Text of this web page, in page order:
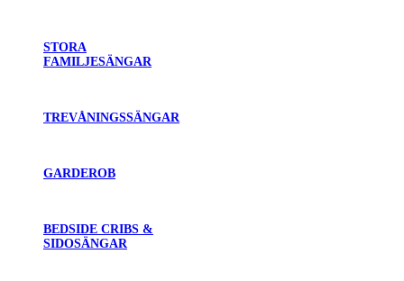
STORA
FAMILJESÄNGAR
TREVÅNINGSSÄNGAR
GARDEROB
BEDSIDE CRIBS &
SIDOSÄNGAR